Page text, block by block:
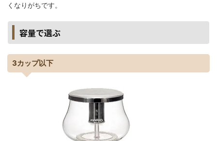
くなりがちです。
容量で選ぶ
3カップ以下